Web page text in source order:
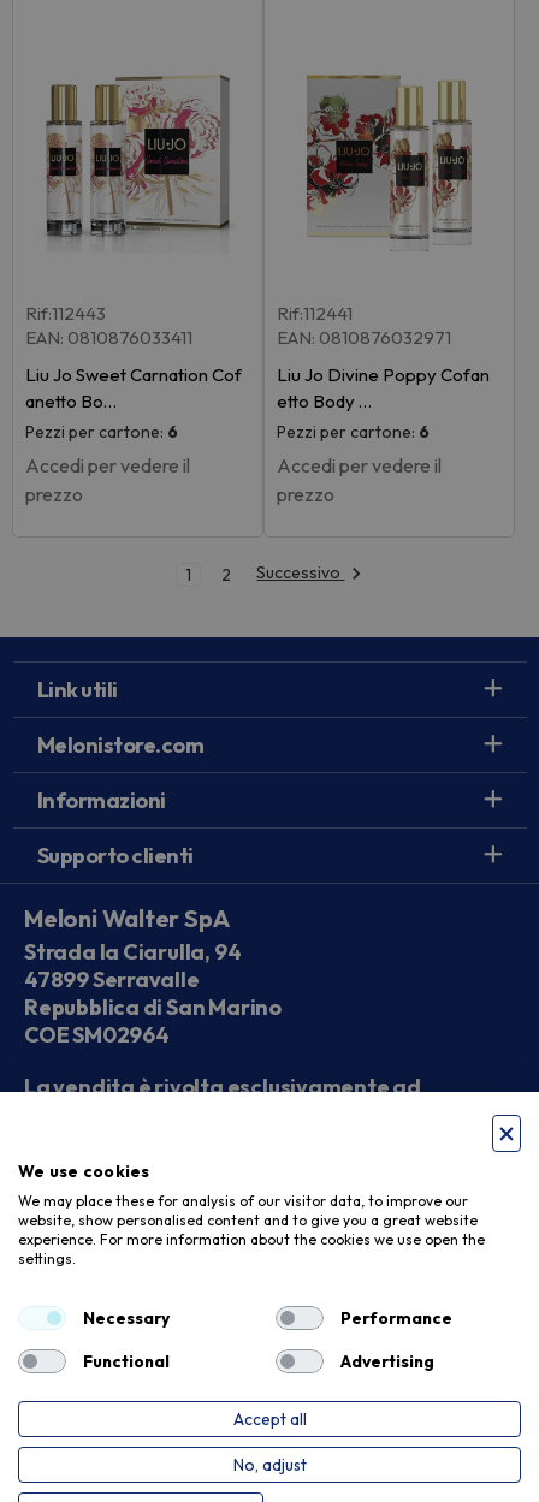
Rif:112443
EAN: 0810876033411
Liu Jo Sweet Carnation Cof
anetto Bo…
Pezzi per cartone: 6
Accedi per vedere il
prezzo
Rif:112441
EAN: 0810876032971
Liu Jo Divine Poppy Cofan
etto Body …
Pezzi per cartone: 6
Accedi per vedere il
prezzo
1 2 Successivo
Link utili
Melonistore.com
Informazioni
Supporto clienti
Meloni Walter SpA
Strada la Ciarulla, 94
47899 Serravalle
Repubblica di San Marino
COE SM02964
La vendita è rivolta esclusivamente ad
Accettiamo
Seguici sui social
Privacy Policy Cookie Policy
We use cookies
We may place these for analysis of our visitor data, to improve our
website, show personalised content and to give you a great website
experience. For more information about the cookies we use open the
settings.
Necessary
Performance
Functional
Advertising
Accept all
No, adjust